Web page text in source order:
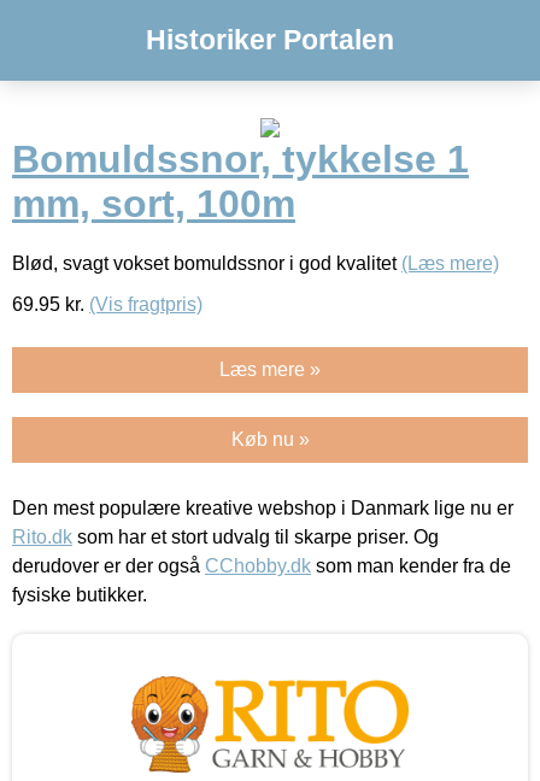
Historiker Portalen
Bomuldssnor, tykkelse 1
mm, sort, 100m
Blød, svagt vokset bomuldssnor i god kvalitet (Læs mere)
69.95 kr. (Vis fragtpris)
Læs mere »
Køb nu »
Den mest populære kreative webshop i Danmark lige nu er
Rito.dk som har et stort udvalg til skarpe priser. Og
derudover er der også CChobby.dk som man kender fra de
fysiske butikker.